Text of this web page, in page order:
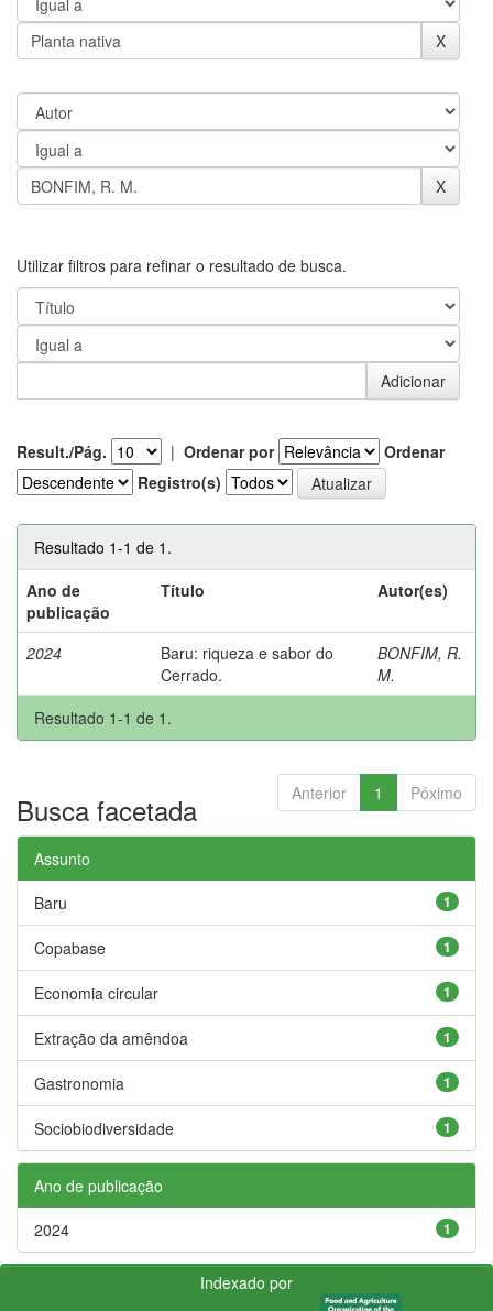
Utilizar filtros para refinar o resultado de busca.
Result./Pág. | Ordenar por
Ordenar
Registro(s)
Resultado 1-1 de 1.
Ano de
publicação
Título Autor(es)
2024
Baru: riqueza e sabor do
Cerrado.
BONFIM, R.
M.
Resultado 1-1 de 1.
Anterior 1 Póximo
Busca facetada
Assunto
1
Baru
1
Copabase
1
Economia circular
1
Extração da amêndoa
1
Gastronomia
1
Sociobiodiversidade
Ano de publicação
1
2024
Indexado por